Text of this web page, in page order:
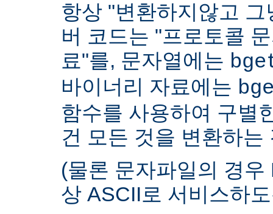
항상 "변환하지않고
버 코드는 "프로토콜
료"를, 문자열에는
바이너리 자료에는
함수를 사용하여 구별
건 모든 것을 변환하
(물론 문자파일의 경
상 ASCII로 서비스하